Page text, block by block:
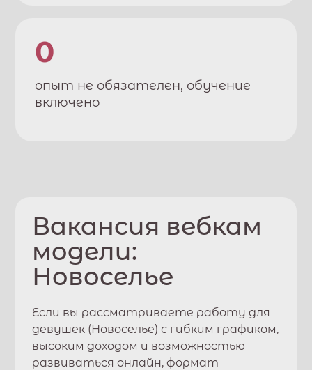
0
опыт не обязателен, обучение
включено
Вакансия вебкам
модели:
Новоселье
Если вы рассматриваете работу для
девушек (Новоселье) с гибким графиком,
высоким доходом и возможностью
развиваться онлайн, формат